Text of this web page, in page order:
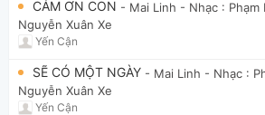
CÁM ƠN CON - Mai Linh - Nhạc : Phạm
Nguyễn Xuân Xe
Yến Cận
SẼ CÓ MỘT NGÀY - Mai Linh - Nhạc :
Nguyễn Xuân Xe
Yến Cận